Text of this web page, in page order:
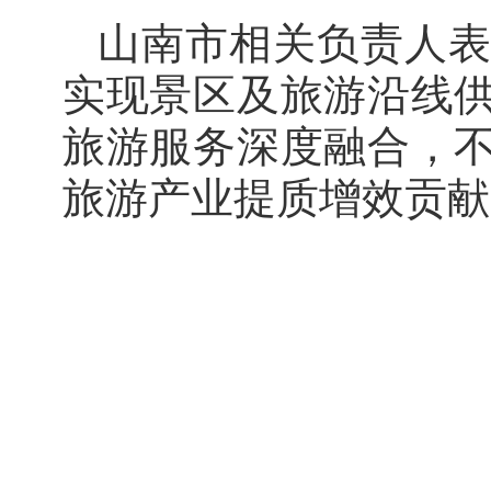
山南市相关负责人
实现景区及旅游沿线
旅游服务深度融合，
旅游产业提质增效贡